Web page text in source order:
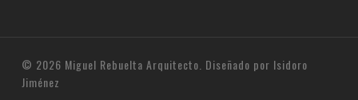
© 2026 Miguel Rebuelta Arquitecto. Diseñado por Isidoro
Jiménez